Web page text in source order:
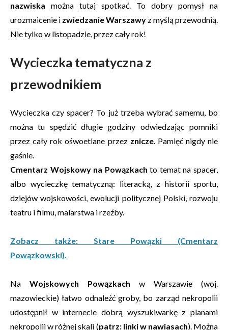
nazwiska można tutaj spotkać. To dobry pomysł na
urozmaicenie i zwiedzanie Warszawy z myślą przewodnią.
Nie tylko w listopadzie, przez cały rok!
Wycieczka tematyczna z
przewodnikiem
Wycieczka czy spacer? To już trzeba wybrać samemu, bo
można tu spędzić długie godziny odwiedzając pomniki
przez cały rok ośwoetlane przez znicze. Pamięć nigdy nie
gaśnie.
Cmentarz Wojskowy na Powązkach to temat na spacer,
albo wycieczkę tematyczną: literacką, z historii sportu,
dziejów wojskowości, ewolucji politycznej Polski, rozwoju
teatru i filmu, malarstwa i rzeźby.
Zobacz także: Stare Powązki (Cmentarz
Powązkowski).
Na Wojskowych Powązkach w Warszawie (woj.
mazowieckie) łatwo odnaleźć groby, bo zarząd nekropolii
udostępnił w internecie dobrą wyszukiwarkę z planami
nekropolii w różnej skali (patrz: linki w nawiasach). Można